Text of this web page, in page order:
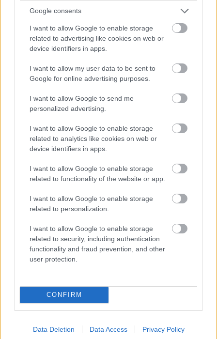
Google consents
I want to allow Google to enable storage
related to advertising like cookies on web or
device identifiers in apps.
I want to allow my user data to be sent to
Google for online advertising purposes.
I want to allow Google to send me
personalized advertising.
I want to allow Google to enable storage
related to analytics like cookies on web or
device identifiers in apps.
I want to allow Google to enable storage
related to functionality of the website or app.
I want to allow Google to enable storage
related to personalization.
I want to allow Google to enable storage
related to security, including authentication
functionality and fraud prevention, and other
user protection.
CONFIRM
Data Deletion Data Access Privacy Policy
cserélnek a #83-ason, de Kubica marad az autóban. A #6-os
és az #50-es a következő körben jön, az #51-es később.
turbópékek versenyzőjét, Nick Yellolyt bokszutcai gyorshajtás
miatt vizsgálják!
Fuocót ezúttal azzal biztatják, hogy sokkal több
pályaelhagyása van az előtte haladó Porschének, szóval ő
többet kockáztathat, mint riválisa.
Fuocónak jelzik, hogy nyugodtan nyomja ki az autó
Fuoco otthagyja Giovinazzit és közelíti a második
Giovinazzi panaszkodik, hogy valami nincs rendben. A csapat